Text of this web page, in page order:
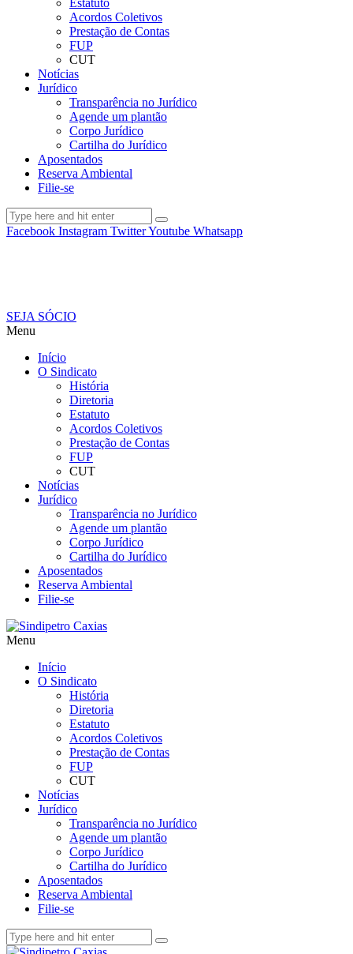
Estatuto
Acordos Coletivos
Prestação de Contas
FUP
CUT
Notícias
Jurídico
Transparência no Jurídico
Agende um plantão
Corpo Jurídico
Cartilha do Jurídico
Aposentados
Reserva Ambiental
Filie-se
Facebook Instagram TwitterYoutube Whatsapp
SEJA SÓCIO
Menu
Início
O Sindicato
História
Diretoria
Estatuto
Acordos Coletivos
Prestação de Contas
FUP
CUT
Notícias
Jurídico
Transparência no Jurídico
Agende um plantão
Corpo Jurídico
Cartilha do Jurídico
Aposentados
Reserva Ambiental
Filie-se
Menu
Início
O Sindicato
História
Diretoria
Estatuto
Acordos Coletivos
Prestação de Contas
FUP
CUT
Notícias
Jurídico
Transparência no Jurídico
Agende um plantão
Corpo Jurídico
Cartilha do Jurídico
Aposentados
Reserva Ambiental
Filie-se